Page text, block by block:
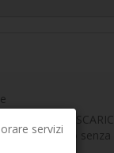
CARICO/
app.to senza
servizi